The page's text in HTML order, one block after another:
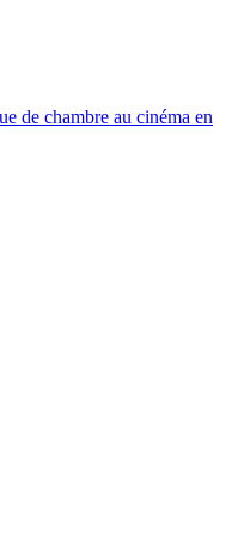
de chambre au cinéma en